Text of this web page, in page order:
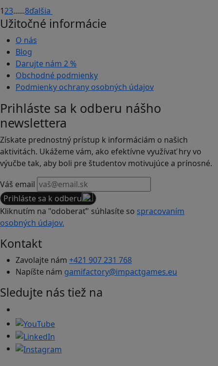
123......8ďalšia
Užitočné informácie
O nás
Blog
Darujte nám 2 %
Obchodné podmienky
Podmienky ochrany osobných údajov
Prihláste sa k odberu nášho
newslettera
Získate prednostný prístup k informáciám o našich
aktivitách. Ukážeme vám, ako efektívne využívať hry vo
výučbe tak, aby boli pre študentov motivujúce a prínosné.
Váš email
Prihláste sa k odberu
Kliknutím na "odoberať" súhlasíte so spracovaním
osobných údajov.
Kontakt
Zavolajte nám +421 907 231 768
Napíšte nám gamifactory@impactgames.eu
Sledujte nás tiež na